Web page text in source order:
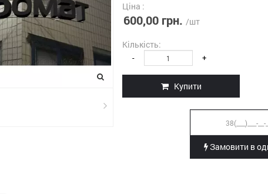
Ціна :
600,00 грн. /шт
Кількість:
- +
Купити
Замовити в